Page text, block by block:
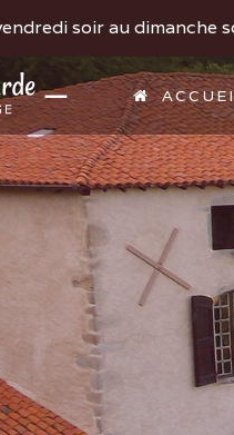
soir au dimanche